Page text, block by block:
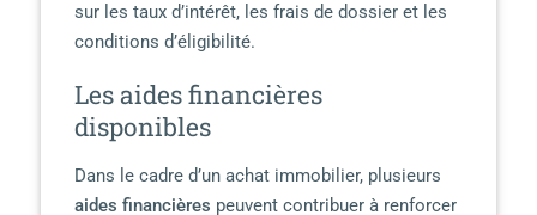
sur les taux d’intérêt, les frais de dossier et les
conditions d’éligibilité.
Les aides financières
disponibles
Dans le cadre d’un achat immobilier, plusieurs
aides financières peuvent contribuer à renforcer